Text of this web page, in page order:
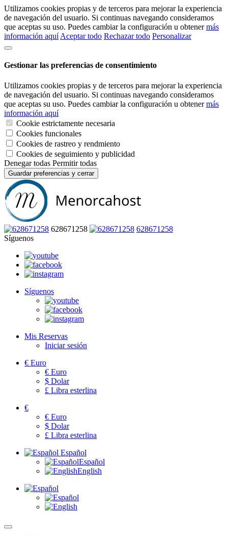
Utilizamos cookies propias y de terceros para mejorar la experiencia
de navegación del usuario. Si continuas navegando consideramos
que aceptas su uso. Puedes cambiar la configuración u obtenermás
información aquí Aceptar todo Rechazar todo Personalizar
Gestionar las preferencias de consentimiento
Utilizamos cookies propias y de terceros para mejorar la experiencia
de navegación del usuario. Si continuas navegando consideramos
que aceptas su uso. Puedes cambiar la configuración u obtenermás
información aquí
Cookie estrictamente necesaria
Cookies funcionales
Cookies de rastreo y rendmiento
Cookies de seguimiento y publicidad
Denegar todas Permitir todas
Guardar preferencias y cerrar
628671258
628671258
Síguenos
Síguenos
Mis Reservas
Iniciar sesión
€ Euro
€ Euro
$ Dolar
£ Libra esterlina
€
€ Euro
$ Dolar
£ Libra esterlina
Español
Español
English